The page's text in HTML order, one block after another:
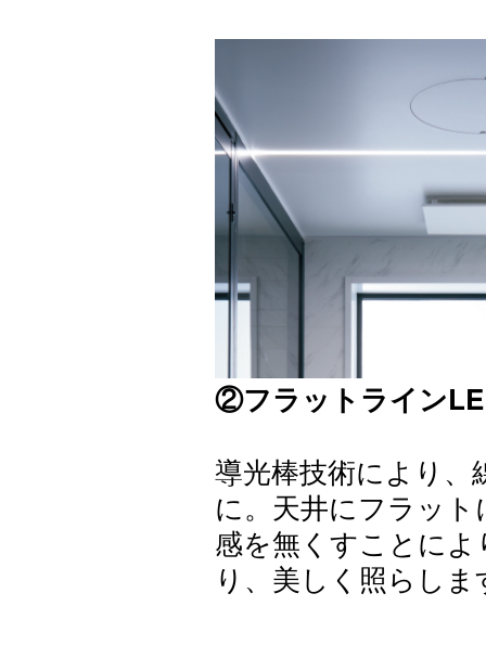
②フラットライン
導光棒技術により、
に。天井にフラッ
感を無くすことに
り、美しく照らしま